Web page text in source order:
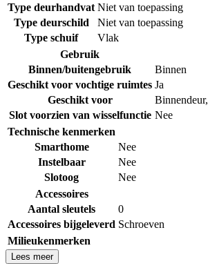
Type deurhandvat Niet van toepassing
Type deurschild
Niet van toepassing
Type schuif
Vlak
Gebruik
Binnen/buitengebruik
Binnen
Geschikt voor vochtige ruimtes Ja
Geschikt voor
Binnendeur,
Slot voorzien van wisselfunctie Nee
Technische kenmerken
Smarthome
Nee
Instelbaar
Nee
Slotoog
Nee
Accessoires
Aantal sleutels
0
Accessoires bijgeleverd Schroeven
Milieukenmerken
Lees meer